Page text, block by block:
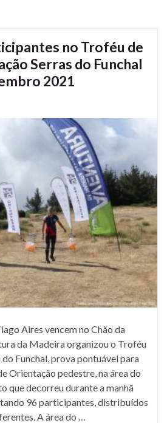
no Troféu de
Serras do Funchal
2021
Aires vencem no Chão da
da Madeira organizou o Troféu
Funchal, prova pontuável para
Orientação pedestre, na área do
que decorreu durante a manhã
96 participantes, distribuídos
A área do …